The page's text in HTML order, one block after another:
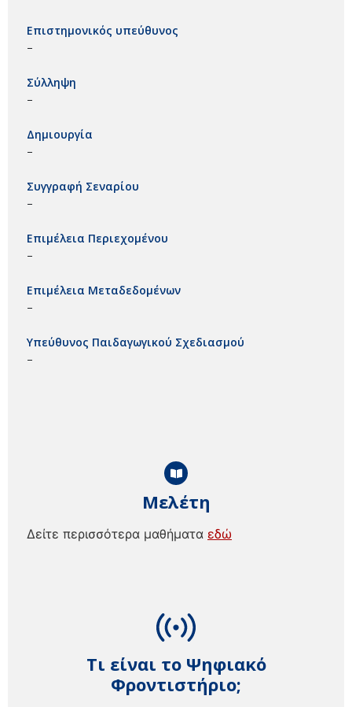
Τι είναι το Ψηφιακό
Φροντιστήριο;
Μελέτη
Δείτε περισσότερα μαθήματα εδώ
Επιστημονικός υπεύθυνος
–
Σύλληψη
–
Δημιουργία
–
Συγγραφή Σεναρίου
–
Επιμέλεια Περιεχομένου
–
Επιμέλεια Μεταδεδομένων
–
Υπεύθυνος Παιδαγωγικού Σχεδιασμού
–